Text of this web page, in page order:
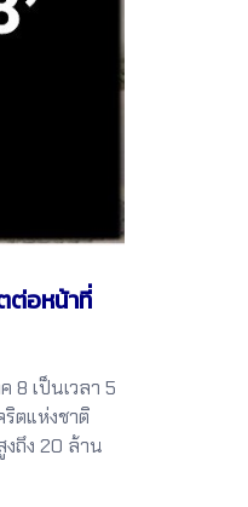
ต่อหน้าที่
เป็นเวลา 5
ตแห่งชาติ
ถึง 20 ล้าน